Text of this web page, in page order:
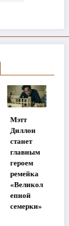
Дочь
Заворотн
юк
вышла
на связь
из Дубая:
«Около
дома
взрыв»